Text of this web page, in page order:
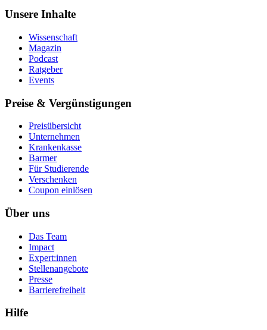
Unsere Inhalte
Wissenschaft
Magazin
Podcast
Ratgeber
Events
Preise & Vergünstigungen
Preisübersicht
Unternehmen
Krankenkasse
Barmer
Für Studierende
Ver­schen­ken
Coupon einlösen
Über uns
Das Team
Impact
Expert:innen
Stellenangebote
Presse
Barrierefreiheit
Hilfe